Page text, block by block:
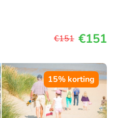
€151 €151
15% korting